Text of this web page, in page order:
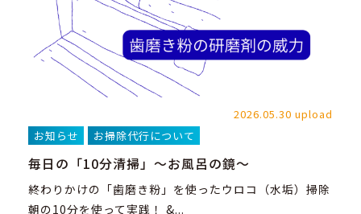
2026.05.30 upload
お知らせ
お掃除代行について
毎日の「10分清掃」～お風呂の鏡～
終わりかけの「歯磨き粉」を使ったウロコ（水垢）掃除
朝の10分を使って実践！ &...